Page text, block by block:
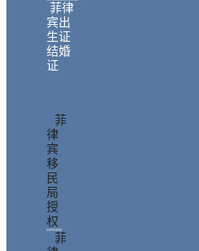
菲律
宾出
生证
结婚
证
菲
律
宾
移
民
局
授
权
菲